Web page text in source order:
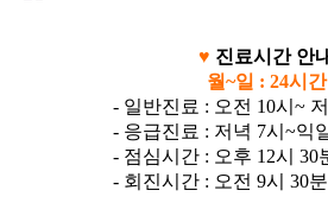
♥ 진료시간 안
월~일 : 24시간
- 일반진료 : 오전 10시~
- 응급진료 : 저녁 7시~익
- 점심시간 : 오후 12시 30
- 회진시간 : 오전 9시 30분